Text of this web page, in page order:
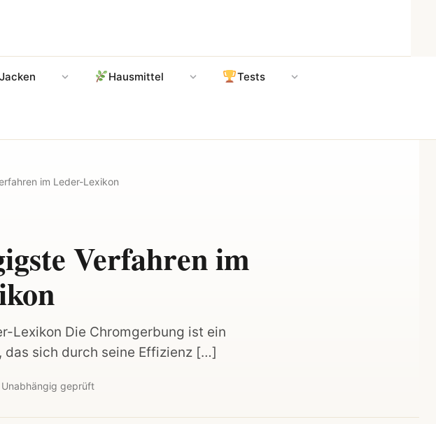
Jacken Hausmittel Tests
im Leder-Lexikon
Verfahren im
Lexikon Die Chromgerbung ist ein
sich durch seine Effizienz […]
Unabhängig geprüft